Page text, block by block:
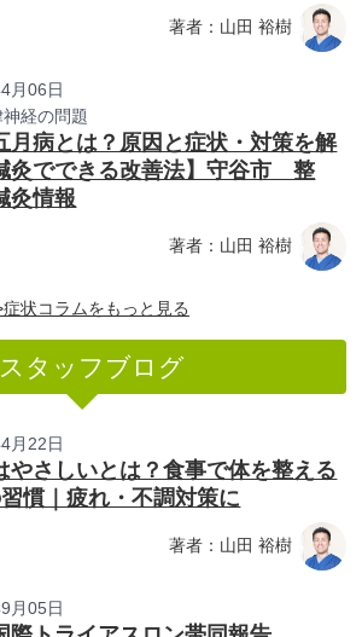
著者：山田 裕樹
月06日
神経の問題
病とは？原因と症状・対策を解
灸でできる改善法】守谷市 整
灸情報
著者：山田 裕樹
症状コラムをもっと見る
スタッフブログ
月22日
やさしいとは？食事で体を整える
慣｜疲れ・不調対策に
著者：山田 裕樹
月05日